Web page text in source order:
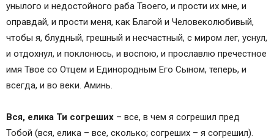
унылого и недостойного раба Твоего, и прости их мне, и
оправдай, и прости меня, как Благой и Человеколюбивый,
чтобы я, блудный, грешный и несчастный, с миром лег, уснул,
и отдохнул, и поклонюсь, и воспою, и прославлю пречестное
имя Твое со Отцем и Единородным Его Сыном, теперь, и
всегда, и во веки. Аминь.
Вся, елика Ти согреших – все, в чем я согрешил пред
Тобой (вся, елика – все, сколько; согреших – я согрешил).